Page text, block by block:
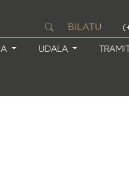
BILATU
UDALA